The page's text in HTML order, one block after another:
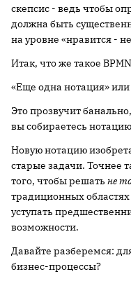
скепсис - ведь чтобы
должна быть
на уровне «нравится -
Итак, что же такое
«Еще одна нотация»
Это прозвучит
вы собираетесь
Новую нотацию
старые задачи. Точнее
того, чтобы решать не
традиционных
уступать
возможности.
Давайте разберемся:
бизнес-процессы?